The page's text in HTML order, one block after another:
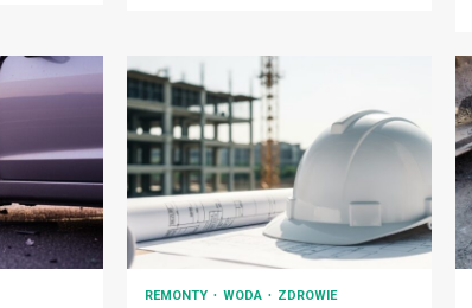
REMONTY WODA ZDROWIE